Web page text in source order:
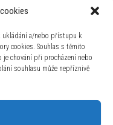
ukládání a/nebo přístupu k
cookies. Souhlas s těmito
je chování při procházení nebo
souhlasu může nepříznivě
chirurgické oceli pro